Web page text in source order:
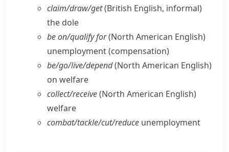
claim/​draw/​get(British English, informal)
the dole
be on/​qualify for(North American English)
unemployment (compensation)
be/​go/​live/​depend(North American English)
on welfare
collect/​receive(North American English)
welfare
combat/​tackle/​cut/​reduce unemployment